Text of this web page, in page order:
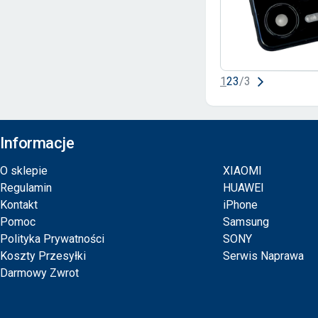
123/3
Informacje
O sklepie
Regulamin
Kontakt
Pomoc
Polityka Prywatności
Koszty Przesyłki
Darmowy Zwrot
XIAOMI
HUAWEI
iPhone
Samsung
SONY
Serwis Naprawa